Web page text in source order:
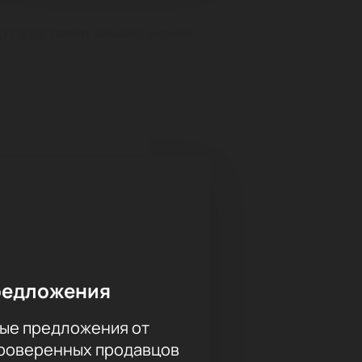
предложения от
продавцов